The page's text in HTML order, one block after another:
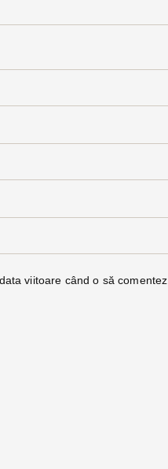
viitoare când o să comentez.